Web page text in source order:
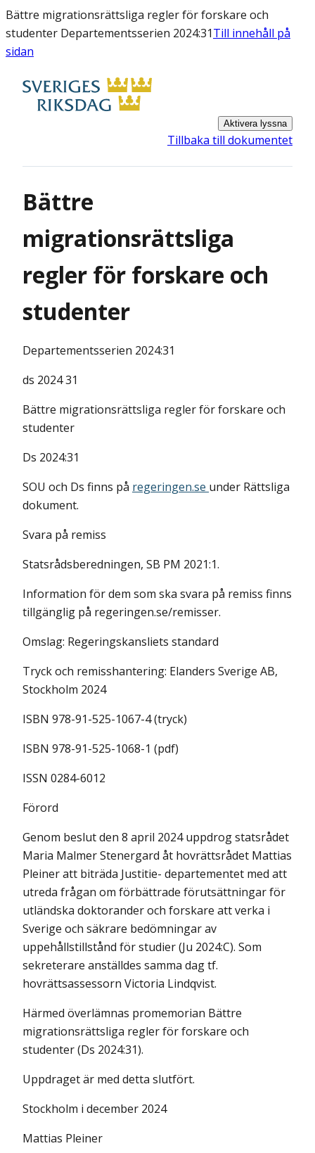
Bättre migrationsrättsliga regler för forskare och
studenter Departementsserien 2024:31Till innehåll på
sidan
Aktivera lyssna
Tillbaka till dokumentet
Bättre
migrationsrättsliga
regler för forskare och
studenter
Departementsserien 2024:31
ds 2024 31
Bättre migrationsrättsliga regler för forskare och
studenter
Ds 2024:31
SOU och Ds finns på regeringen.se under Rättsliga
dokument.
Svara på remiss
Statsrådsberedningen, SB PM 2021:1.
Information för dem som ska svara på remiss finns
tillgänglig på regeringen.se/remisser.
Omslag: Regeringskansliets standard
Tryck och remisshantering: Elanders Sverige AB,
Stockholm 2024
ISBN 978-91-525-1067-4 (tryck)
ISBN 978-91-525-1068-1 (pdf)
ISSN 0284-6012
Förord
Genom beslut den 8 april 2024 uppdrog statsrådet
Maria Malmer Stenergard åt hovrättsrådet Mattias
Pleiner att biträda Justitie- departementet med att
utreda frågan om förbättrade förutsättningar för
utländska doktorander och forskare att verka i
Sverige och säkrare bedömningar av
uppehållstillstånd för studier (Ju 2024:C). Som
sekreterare anställdes samma dag tf.
hovrättsassessorn Victoria Lindqvist.
Härmed överlämnas promemorian Bättre
migrationsrättsliga regler för forskare och
studenter (Ds 2024:31).
Uppdraget är med detta slutfört.
Stockholm i december 2024
Mattias Pleiner